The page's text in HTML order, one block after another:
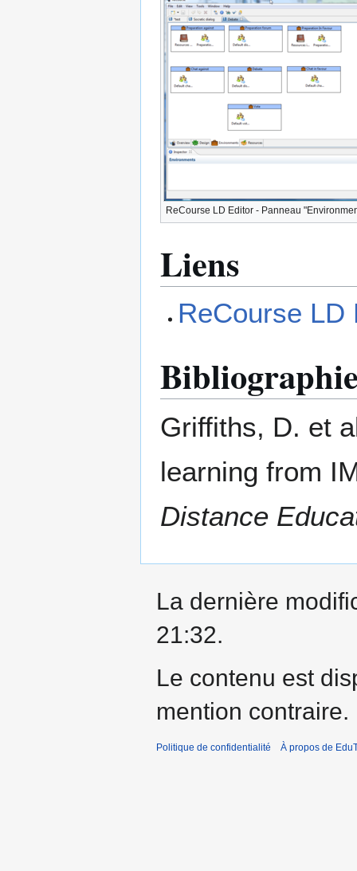
ReCourse LD Editor - Panneau
Liens
ReCourse LD
Griffiths, D. et
learning from
Distance
La dernière
21:32.
Le contenu est
mention contraire.
Politique de confidentialité À propos de